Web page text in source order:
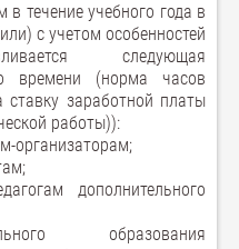
течение учебного года в
с учетом особенностей
следующая
времени (норма часов
ставку заработной платы
работы)):
организаторам;
дополнительного
образования